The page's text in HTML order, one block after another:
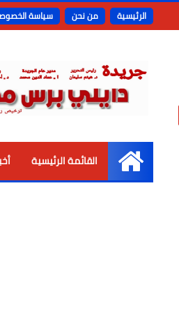
الرئيسية من نحن سياسة
الرئيسية
القائمة الرئيسية